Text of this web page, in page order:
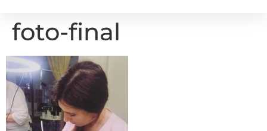
foto-final